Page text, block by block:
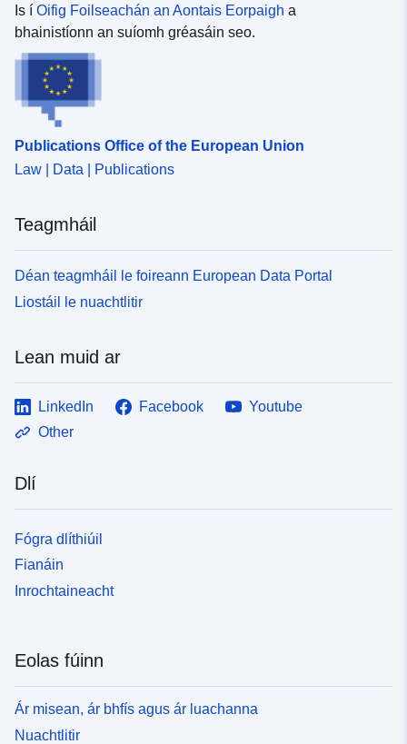
Acmhainn
Spásúil:
Aitheantóirí:
120066022-wxs-cb438f25-
uriRef:
120066022-srv-5fa36517-05f8-
4056-be8b-248c71f97c58
Is í Oifig Foilseachán an Aontais Eorpaigh a
bhainistíonn an suíomh gréasáin seo.
Publications Office of the European Union
Law | Data | Publications
Teagmháil
Déan teagmháil le foireann European Data Portal
Liostáil le nuachtlitir
Lean muid ar
LinkedIn Facebook
Youtube
Other
Dlí
Fógra dlíthiúil
Fianáin
Inrochtaineacht
Eolas fúinn
Ár misean, ár bhfís agus ár luachanna
Nuachtlitir